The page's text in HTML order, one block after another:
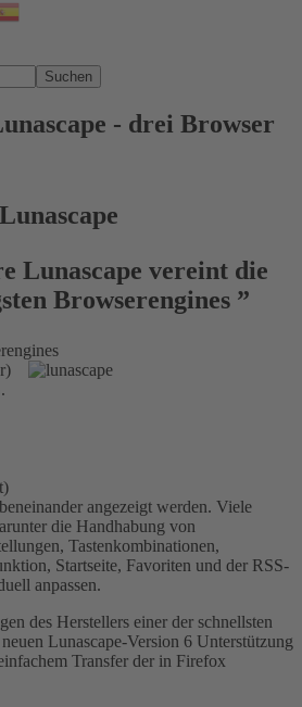
Suchen
- drei Browser
Lunascape
Lunascape vereint die
Browserengines ”
angezeigt werden. Viele
die Handhabung von
Tastenkombinationen,
Startseite, Favoriten und der RSS-
anpassen.
des Herstellers einer der schnellsten
Lunascape-Version 6 Unterstützung
Transfer der in Firefox